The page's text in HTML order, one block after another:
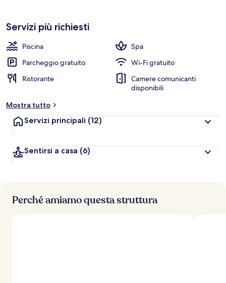
Servizi più richiesti
Piscina
Spa
Parcheggio gratuito
Wi-Fi gratuito
Ristorante
Camere comunicanti
disponibili
Mostra tutto
Servizi principali (12)
Sentirsi a casa (6)
Perché amiamo questa struttura